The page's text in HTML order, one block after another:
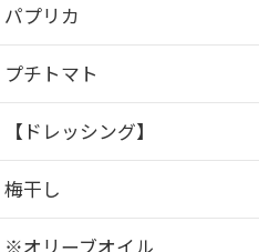
パプリカ
プチトマト
【ドレッシング】
梅干し
※オリーブオイル